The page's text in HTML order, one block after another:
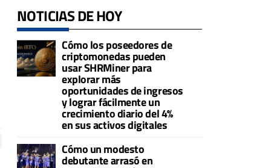
NOTICIAS DE HOY
Cómo los poseedores de
criptomonedas pueden
usar SHRMiner para
explorar más
oportunidades de ingresos
y lograr fácilmente un
crecimiento diario del 4%
en sus activos digitales
Cómo un modesto
debutante arrasó en